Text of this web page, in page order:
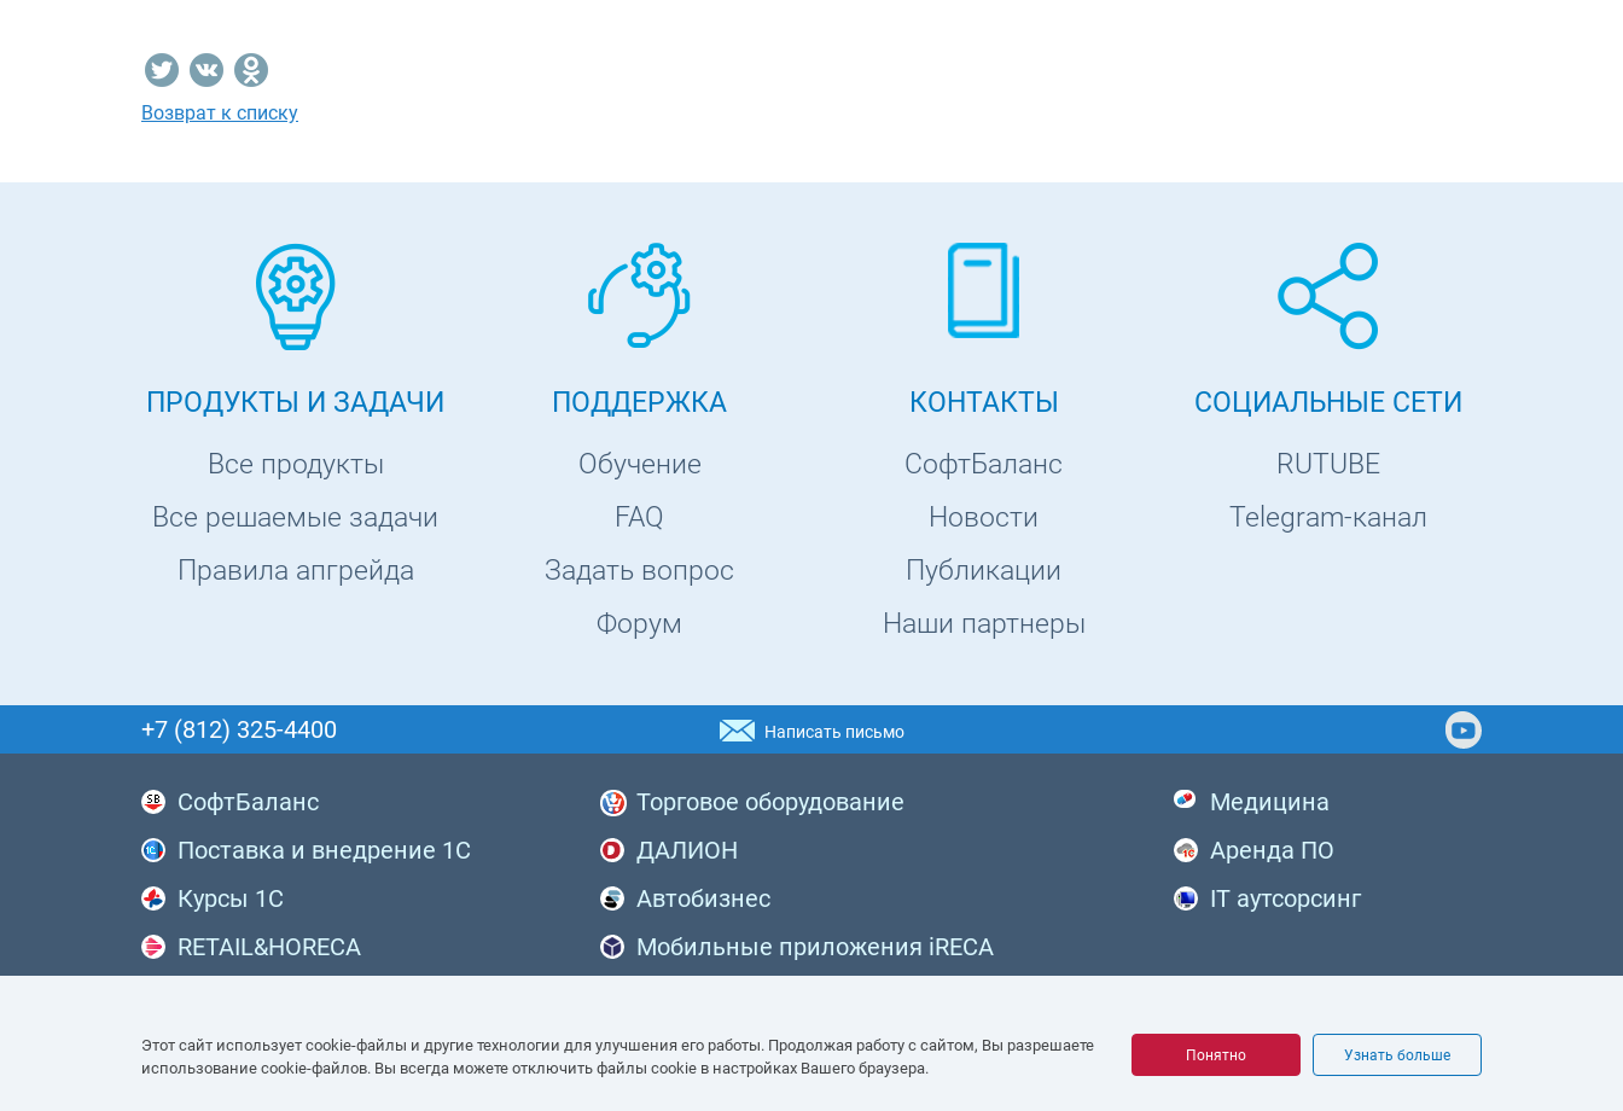
Возврат к списку
ПРОДУКТЫ И ЗАДАЧИ
Все продукты
Все решаемые задачи
Правила апгрейда
ПОДДЕРЖКА
Обучение
FAQ
Задать вопрос
Форум
КОНТАКТЫ
СофтБаланс
Новости
Публикации
Наши партнеры
СОЦИАЛЬНЫЕ СЕТИ
RUTUBE
Telegram-канал
+7 (812) 325-4400 Написать письмо
СофтБаланс
Поставка и внедрение 1С
Курсы 1С
RETAIL&HORECA
Торговое оборудование
ДАЛИОН
Автобизнес
Мобильные приложения iRECA
Медицина
Аренда ПО
IT аутсорсинг
© ГК «СофтБаланс» 2008–2026 г. Все права защищены.
Политика в отношении обработки персональных данных
Этот сайт использует cookie-файлы и другие технологии для улучшения его работы. Продолжая работу с сайтом, Вы разрешаете
использование cookie-файлов. Вы всегда можете отключить файлы cookie в настройках Вашего браузера.
Понятно Узнать больше